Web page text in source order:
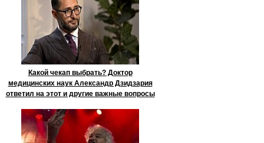
Какой чекап выбрать? Доктор
медицинских наук Александр Дзидзария
ответил на этот и другие важные вопросы